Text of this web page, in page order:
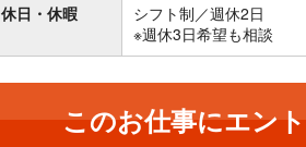
休日・休暇
シフト制／週休2日
※週休3日希望も相談
このお仕事にエン